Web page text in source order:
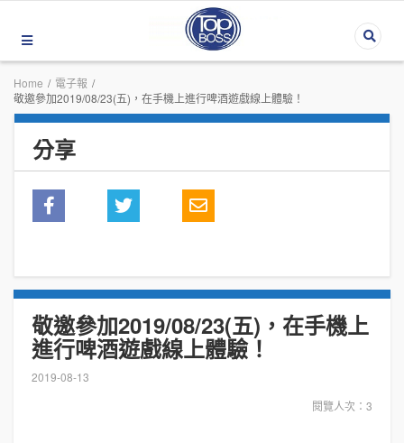
Home / 電子報 /
敬邀參加2019/08/23(五)，在手機上進行啤酒遊戲線上體驗！
分享
敬邀參加2019/08/23(五)，在手機上
進行啤酒遊戲線上體驗！
2019-08-13
閱覽人次：3